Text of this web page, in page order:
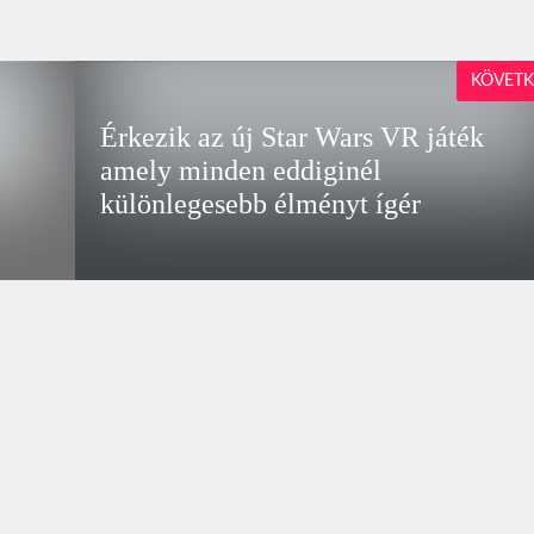
Érkezik az új Star Wars VR játék
amely minden eddiginél
különlegesebb élményt ígér